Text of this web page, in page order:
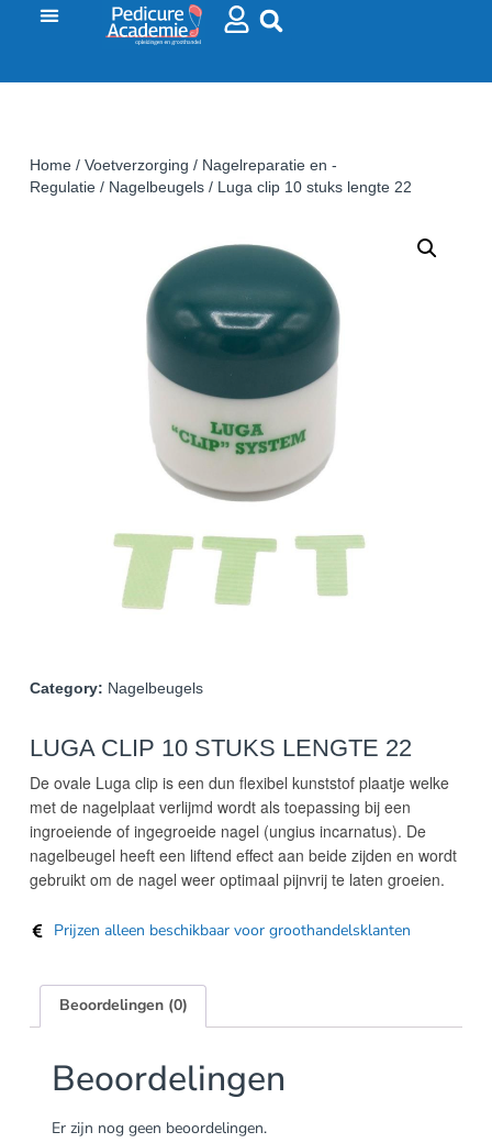
Home/ Voetverzorging / Nagelreparatie en -
Regulatie/ Nagelbeugels/ Luga clip 10 stuks lengte 22
Category: Nagelbeugels
LUGA CLIP 10 STUKS LENGTE 22
De ovale Luga clip is een dun flexibel kunststof plaatje welke
met de nagelplaat verlijmd wordt als toepassing bij een
ingroeiende of ingegroeide nagel (ungius incarnatus). De
nagelbeugel heeft een liftend effect aan beide zijden en wordt
gebruikt om de nagel weer optimaal pijnvrij te laten groeien.
Prijzen alleen beschikbaar voor groothandelsklanten
Beoordelingen (0)
Beoordelingen
Er zijn nog geen beoordelingen.